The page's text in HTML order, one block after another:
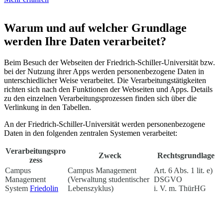
Warum und auf welcher Grundlage
werden Ihre Daten verarbeitet?
Beim Besuch der Webseiten der Friedrich-Schiller-Universität bzw.
bei der Nutzung ihrer Apps werden personenbezogene Daten in
unterschiedlicher Weise verarbeitet. Die Verarbeitungstätigkeiten
richten sich nach den Funktionen der Webseiten und Apps. Details
zu den einzelnen Verarbeitungsprozessen finden sich über die
Verlinkung in den Tabellen.
An der Friedrich-Schiller-Universität werden personenbezogene
Daten in den folgenden zentralen Systemen verarbeitet:
Verarbeitungspro
zess
Zweck
Rechtsgrundlage
Campus
Management
System Friedolin
Campus Management
(Verwaltung studentischer
Lebenszyklus)
Art. 6 Abs. 1 lit. e)
DSGVO
i. V. m. ThürHG